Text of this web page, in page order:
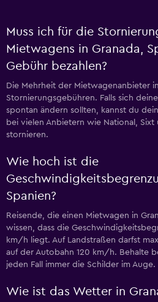
Muss ich für die
Mietwagens in Granada,
Gebühr bezahlen?
Die Mehrheit der Mietwagenanbieter
Stornierungsgebühren. Falls sich
spontan ändern sollten, kannst du
bei vielen Anbietern wie National,
stornieren.
Wie hoch ist die
Spanien?
Reisende, die einen Mietwagen in
wissen, dass die
km/h liegt. Auf Landstraßen darfst
auf der Autobahn 120 km/h. Behalte
jeden Fall immer die Schilder im Auge.
Wie ist das Wetter in